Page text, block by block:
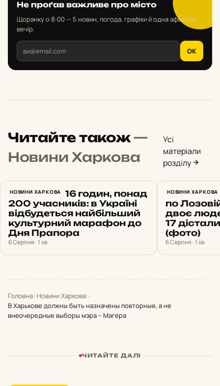
Не проґав важливе про місто
Щоранку о 8:00 — 5 новин, погода, графіки й одна афіша на
вечір.
OK
Читайте також—
Новини Харкова
Усі
матеріали
розділу
НОВИНИ ХАРКОВА
14 земель, 16 годин, понад
200 учасників: в Україні
відбудеться найбільший
культурний марафон до
Дня Прапора
6 Серпня · 1 хв
НОВИНИ ХАРКОВА
Росіяни
по
двоє
17
(фото)
6 Серпня · 1 хв
Головна›Новини Харкова›
В Харькове должны быть назначены повторные, а не
внеочередные выборы мэра – Магера
ЧИТАЙТЕ ДАЛІ